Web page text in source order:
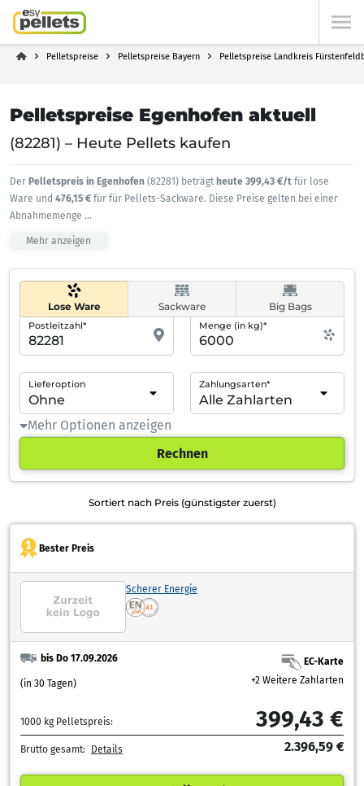
Pelletspreise Pelletspreise Bayern Pelletspreise Landkreis
Pelletspreise Egenhofen aktuell
(82281) – Heute Pellets kaufen
Der Pelletspreis in Egenhofen (82281) beträgt heute 399,43 €/t für lose
Ware und 476,15 € für für Pellets-Sackware. Diese Preise gelten bei einer
Abnahmemenge ...
Mehr anzeigen
Lose Ware Sackware Big Bags
Postleitzahl* Menge (in kg)*
Lieferoption Zahlungsarten*
Mehr Optionen anzeigen
Rechnen
Sortiert nach Preis (günstigster zuerst)
Bester Preis
Scherer Energie
bis Do 17.09.2026
(in 30 Tagen)
EC-Karte
+2 Weitere Zahlarten
1000 kg Pelletspreis: 399,43 €
Brutto gesamt: Details 2.396,59 €